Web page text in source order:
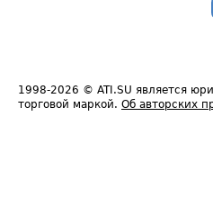
1998-2026 © ATI.SU является
торговой маркой. Об авторских